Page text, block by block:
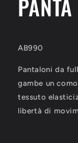
1947
AB990
AB990
Pantaloni da
gambe un
tessuto
libertà di